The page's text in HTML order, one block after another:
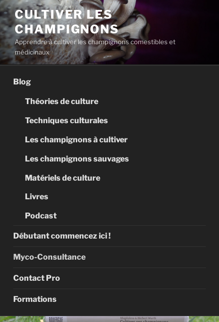
Aller
au
contenu
principal
CULTIVER LES
CHAMPIGNONS
Apprendre à cultiver les champignons comestibles et
médicinaux
Blog
Théories de culture
Techniques culturales
Les champignons à cultiver
Les champignons sauvages
Matériels de culture
Livres
Podcast
Débutant commencez ici !
Myco-Consultance
Contact Pro
Formations